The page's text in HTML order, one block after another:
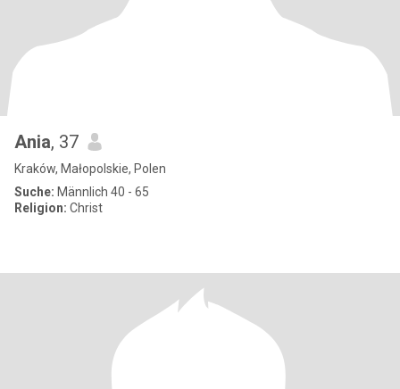
Ania, 37
Kraków, Małopolskie, Polen
Suche: Männlich 40 - 65
Religion: Christ